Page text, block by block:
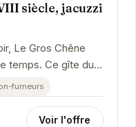
siècle, jacuzzi
Le Gros Chêne
temps. Ce gîte du
offre un...
fumeurs
Voir l'offre